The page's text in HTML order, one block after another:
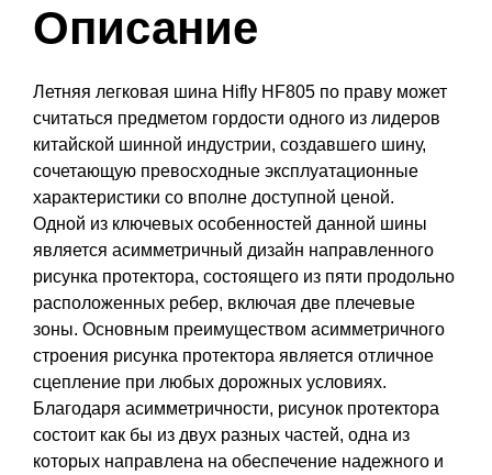
Описание
Летняя легковая шина Hifly HF805 по праву может
считаться предметом гордости одного из лидеров
китайской шинной индустрии, создавшего шину,
сочетающую превосходные эксплуатационные
характеристики со вполне доступной ценой.
Одной из ключевых особенностей данной шины
является асимметричный дизайн направленного
рисунка протектора, состоящего из пяти продольно
расположенных ребер, включая две плечевые
зоны. Основным преимуществом асимметричного
строения рисунка протектора является отличное
сцепление при любых дорожных условиях.
Благодаря асимметричности, рисунок протектора
состоит как бы из двух разных частей, одна из
которых направлена на обеспечение надежного и